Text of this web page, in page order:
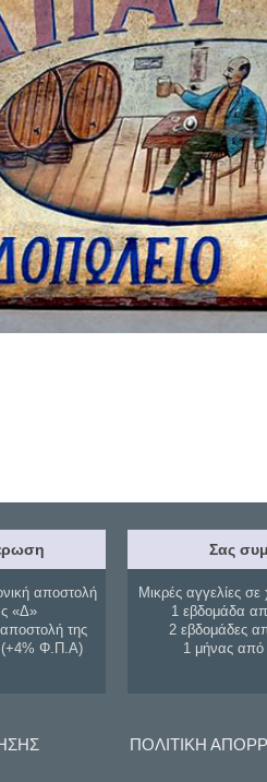
αποστολή
«Δ»
της
(+4% Φ.Π.Α)
Σας
Μικρές αγγελίες σε
1 εβδομάδα
2 εβδομάδες
1 μήνας
ΠΟΛΙΤΙΚΗ